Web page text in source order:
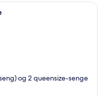
stue med en
og 2 queensize-senge